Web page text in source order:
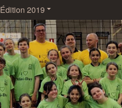
Édition 2019